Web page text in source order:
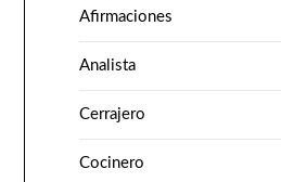
Afirmaciones
Analista
Cerrajero
Cocinero